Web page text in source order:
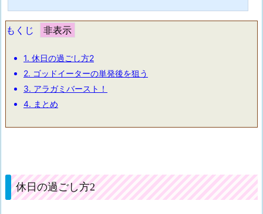
て行ける範囲の店はもう大体行ってしまっているので行きたいところもあまりないので
す。アメリカでの休日の過ごし方...
もくじ
1. 休日の過ごし方2
2. ゴッドイーターの単発後を狙う
3. アラガミバースト！
4. まとめ
休日の過ごし方2